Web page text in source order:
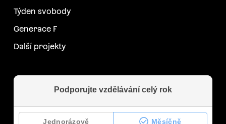
Týden svobody
Generace F
Další projekty